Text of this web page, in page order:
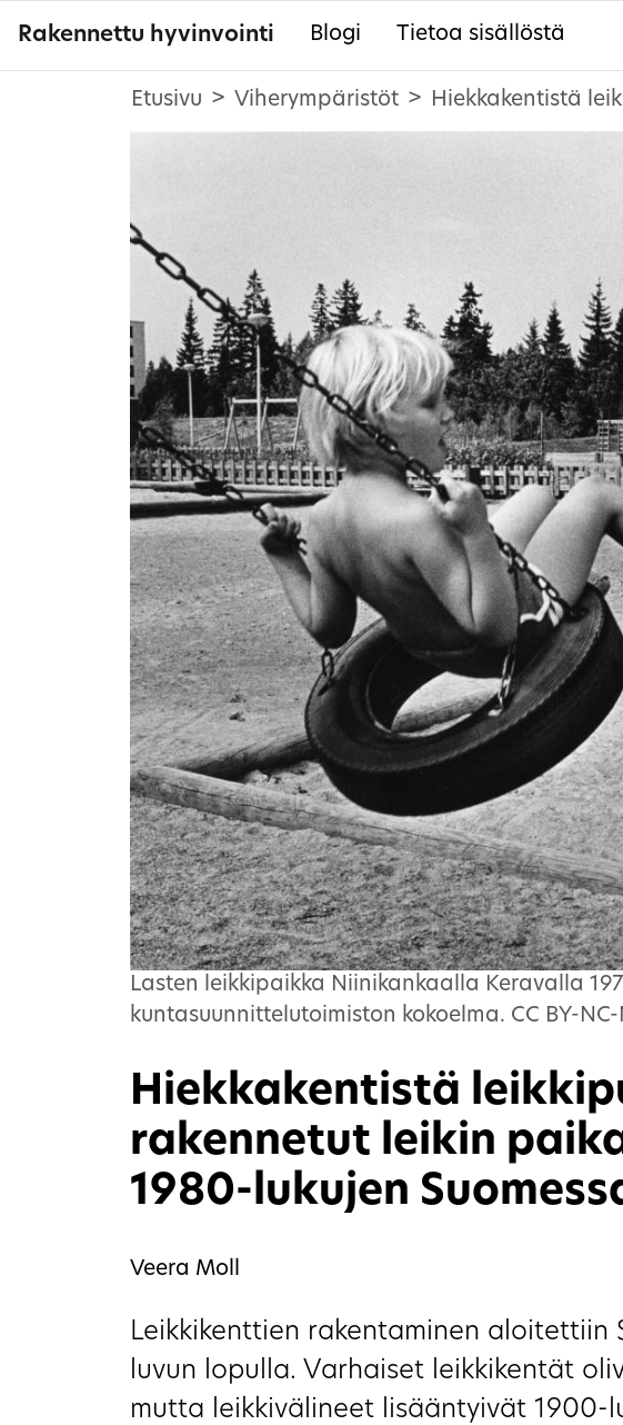
Rakennettu hyvinvointi Blogi Tietoa sisällöstä
Etusivu Viherympäristöt Hiekkakentistä
Lasten leikkipaikka Niinikankaalla Keravalla
kuntasuunnittelutoimiston kokoelma. CC BY-NC-
Hiekkakentistä
rakennetut leikin
1980-lukujen
Veera Moll
Leikkikenttien rakentaminen aloitettiin
luvun lopulla. Varhaiset leikkikentät
mutta leikkivälineet lisääntyivät 1900-